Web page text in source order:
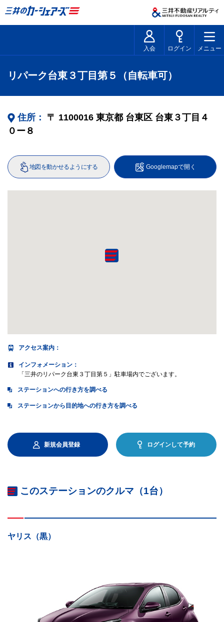
入会 ログイン メニュー
リパーク台東３丁目第５（自転車可）
住所： 〒 1100016 東京都 台東区 台東３丁目４
０ー８
地図を動かせるようにする Googlemapで開く
アクセス案内 ：
インフォメーション：
「三井のリパーク台東３丁目第５」駐車場内でございます。
ステーションへの行き方を調べる
ステーションから目的地への行き方を調べる
新規会員登録 ログインして予約
このステーションのクルマ（1台）
ヤリス（黒）